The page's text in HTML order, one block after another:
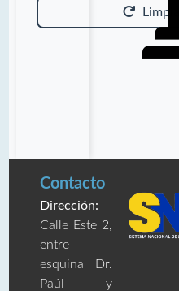
Limpiar
Contacto
Dirección:
Calle Este 2,
entre
esquina Dr.
Paúl y